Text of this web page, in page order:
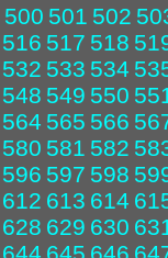
500 501 502
516 517 518
532 533 534
548 549 550
564 565 566
580 581 582
596 597 598
612 613 614
628 629 630